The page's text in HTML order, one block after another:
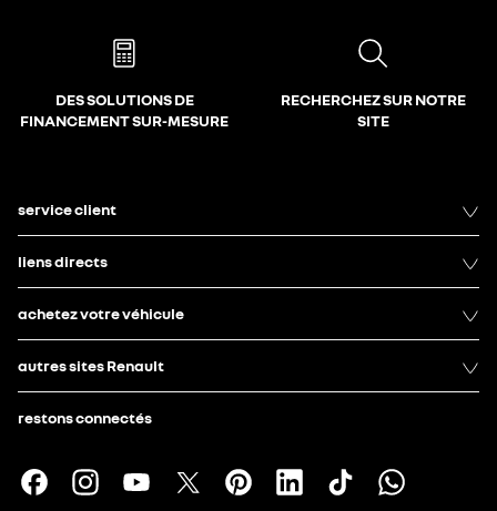
DES SOLUTIONS DE
FINANCEMENT SUR-MESURE
RECHERCHEZ SUR NOTRE
SITE
service client
liens directs
achetez votre véhicule
autres sites Renault
restons connectés